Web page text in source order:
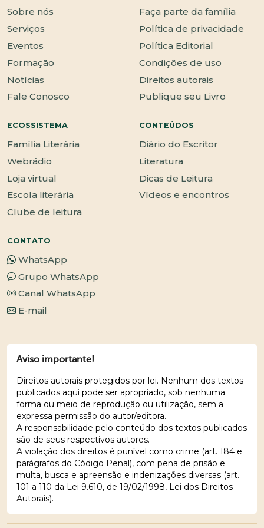
Sobre nós
Serviços
Eventos
Formação
Notícias
Fale Conosco
Faça parte da família
Política de privacidade
Política Editorial
Condições de uso
Direitos autorais
Publique seu Livro
ECOSSISTEMA
Família Literária
Webrádio
Loja virtual
Escola literária
Clube de leitura
CONTEÚDOS
Diário do Escritor
Literatura
Dicas de Leitura
Vídeos e encontros
CONTATO
WhatsApp
Grupo WhatsApp
Canal WhatsApp
E-mail
Aviso importante!
Direitos autorais protegidos por lei. Nenhum dos textos
publicados aqui pode ser apropriado, sob nenhuma
forma ou meio de reprodução ou utilização, sem a
expressa permissão do autor/editora.
A responsabilidade pelo conteúdo dos textos publicados
são de seus respectivos autores.
A violação dos direitos é punível como crime (art. 184 e
parágrafos do Código Penal), com pena de prisão e
multa, busca e apreensão e indenizações diversas (art.
101 a 110 da Lei 9.610, de 19/02/1998, Lei dos Direitos
Autorais).